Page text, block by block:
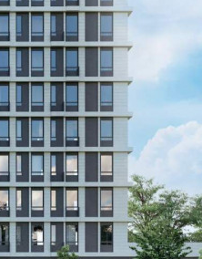
карте
30-этажного нового дома в